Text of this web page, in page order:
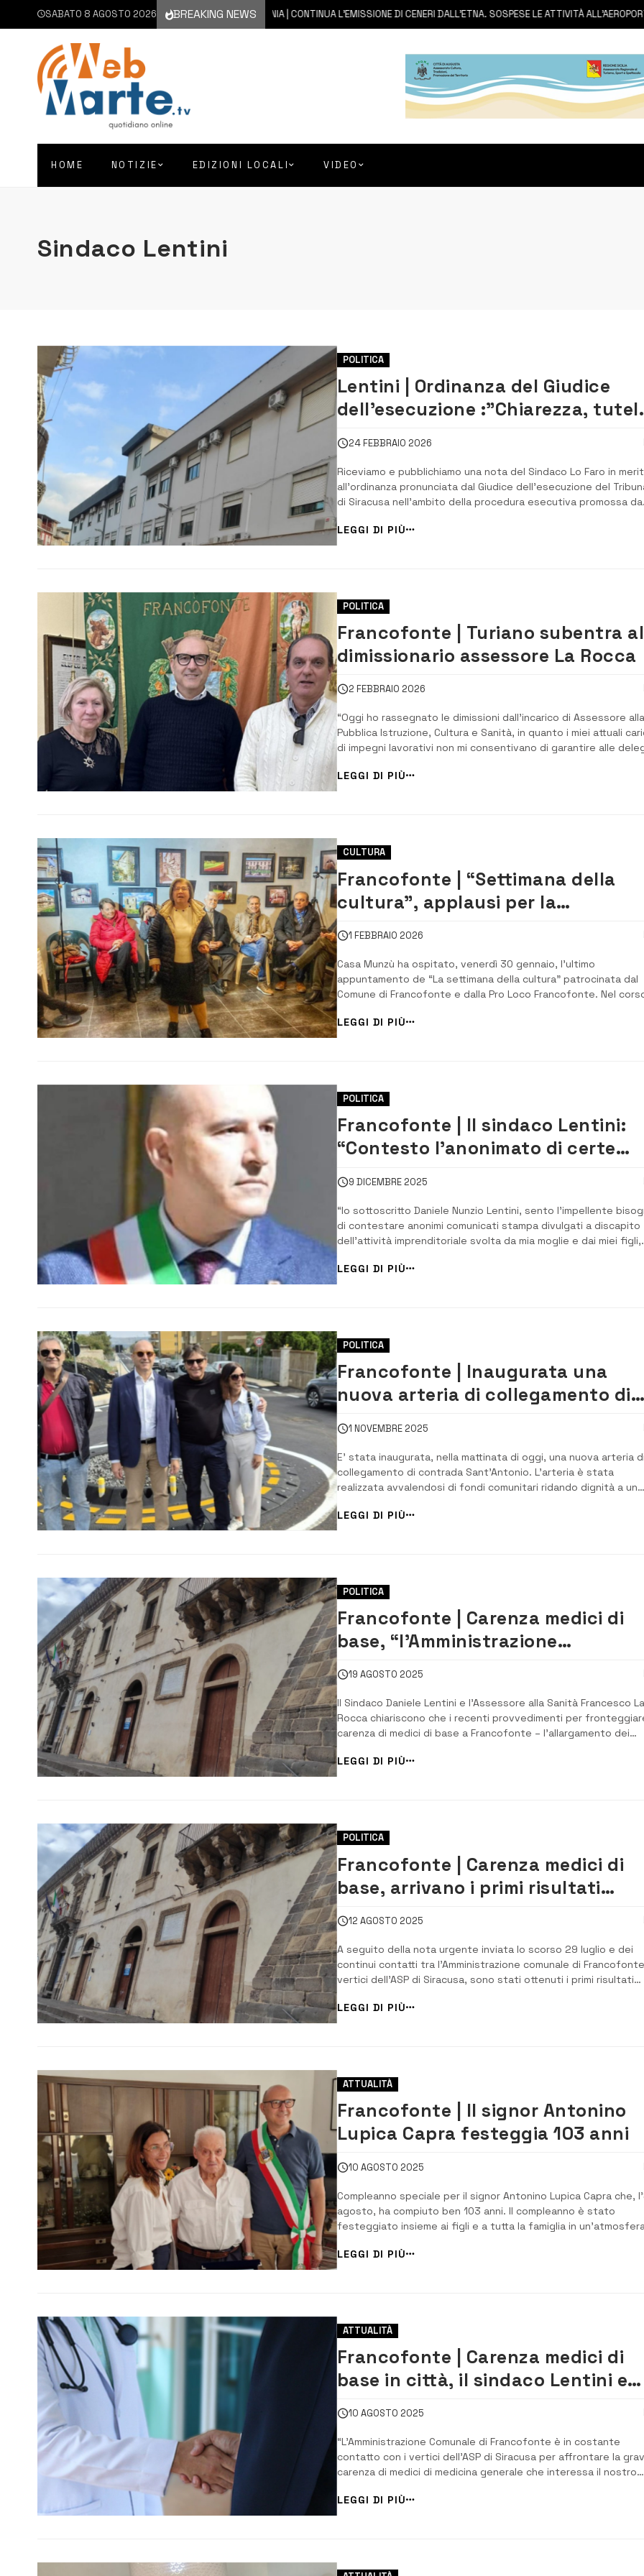
SABATO 8 AGOSTO 2026 BREAKING NEWS
8 AGOSTO 2026 CATANIA | CONTINUA L’EMISSIONE DI CENERI DALL’ETNA. SOSPESE LE ATTIVITÀ ALL’AEROPORTO DI
HOME NOTIZIE EDIZIONI LOCALI VIDEO
Sindaco Lentini
POLITICA
Lentini | Ordinanza del Giudice
dell’esecuzione :”Chiarezza,
dell’Ente e continuità
amministrativa”
24 FEBBRAIO 2026
Riceviamo e pubblichiamo una nota del Sindaco Lo Faro in
all’ordinanza pronunciata dal Giudice dell’esecuzione del
di Siracusa nell’ambito della procedura esecutiva promossa da
BFF Bank S.p.A. “Il Comune di Lentini prende atto dell’ordinanza
pronunciata in data 23 febbraio 2026 dal Giudice
del...
LEGGI DI PIÙ
POLITICA
Francofonte | Turiano subentra al
dimissionario assessore La Rocca
2 FEBBRAIO 2026
“Oggi ho rassegnato le dimissioni dall’incarico di Assessore alla
Pubblica Istruzione, Cultura e Sanità, in quanto i miei attuali
di impegni lavorativi non mi consentivano di garantire alle
queste parole, il dott. Francesco La Rocca ha annunciato le sue
LEGGI DI PIÙ
CULTURA
Francofonte | “Settimana della
cultura”, applausi per la
presentazione del volume “Il filo
spezzato” di Francesca Cunsolo
1 FEBBRAIO 2026
Casa Munzù ha ospitato, venerdì 30 gennaio, l’ultimo
appuntamento de “La settimana della cultura” patrocinata dal
Comune di Francofonte e dalla Pro Loco Francofonte. Nel
della serata è stato presentato il libro “Il filo spezzato” di
Francesca Cunsolo; presenti, oltre all’autrice, il sindaco Lentini,
vice sindaco Schepis, l’assessore a...
LEGGI DI PIÙ
POLITICA
Francofonte | Il sindaco Lentini:
“Contesto l’anonimato di certe
infamanti insinuazioni e accuse,
credo in me stesso e nella mia
onestà”
9 DICEMBRE 2025
“Io sottoscritto Daniele Nunzio Lentini, sento l’impellente
di contestare anonimi comunicati stampa divulgati a discapito
dell’attività imprenditoriale svolta da mia moglie e dai miei figli,
nonché del mio ruolo di Sindaco di Francofonte”, a scrivere, una
lunga nota, è il sindaco di Francofonte, l’arch. Daniele Nunzio...
LEGGI DI PIÙ
POLITICA
Francofonte | Inaugurata una
nuova arteria di collegamento di
contrada Sant’Antonio
1 NOVEMBRE 2025
E’ stata inaugurata, nella mattinata di oggi, una nuova arteria di
collegamento di contrada Sant’Antonio. L’arteria è stata
realizzata avvalendosi di fondi comunitari ridando dignità a un
intero quartiere. “Continuiamo a portare avanti le promesse
nel nostro programma elettorale”, ha detto il sindaco Lentini...
LEGGI DI PIÙ
POLITICA
Francofonte | Carenza medici di
base, “l’Amministrazione
continuerà a mantenere alta
l’attenzione difendendo gli
interessi della comunità”
19 AGOSTO 2025
Il Sindaco Daniele Lentini e l’Assessore alla Sanità Francesco La
Rocca chiariscono che i recenti provvedimenti per
carenza di medici di base a Francofonte – l’allargamento dei
massimali e l’apertura del Presidio di Primo Intervento in
Coco – sono stati resi possibili esclusivamente grazie all’azione
sollecitazione ...
LEGGI DI PIÙ
POLITICA
Francofonte | Carenza medici di
base, arrivano i primi risultati
concreti: “Profonda
12 AGOSTO 2025
A seguito della nota urgente inviata lo scorso 29 luglio e dei
continui contatti tra l’Amministrazione comunale di
vertici dell’ASP di Siracusa, sono stati ottenuti i primi risultati
concreti per far fronte alla grave carenza di medici di medicina
generale nel territorio. L’ASP ha accolto la richiesta di
immediato e,...
LEGGI DI PIÙ
ATTUALITÀ
Francofonte | Il signor Antonino
Lupica Capra festeggia 103 anni
10 AGOSTO 2025
Compleanno speciale per il signor Antonino Lupica Capra che,
agosto, ha compiuto ben 103 anni. Il compleanno è stato
festeggiato insieme ai figli e a tutta la famiglia in
occasione, anche il sindaco Daniele Lentini e la vice sindaco
Floreana Schepis che h...
LEGGI DI PIÙ
ATTUALITÀ
Francofonte | Carenza medici di
base in città, il sindaco Lentini e
l’assessore La Rocca: “A breve
comunicheremo in maniera
dettagliata le iniziative che
verranno attuate”
10 AGOSTO 2025
“L’Amministrazione Comunale di Francofonte è in costante
contatto con i vertici dell’ASP di Siracusa per affrontare la
carenza di medici di medicina generale che interessa il nostro
l’assessore alla sanità La Rocca. “In questi giorni si stanno
LEGGI DI PIÙ